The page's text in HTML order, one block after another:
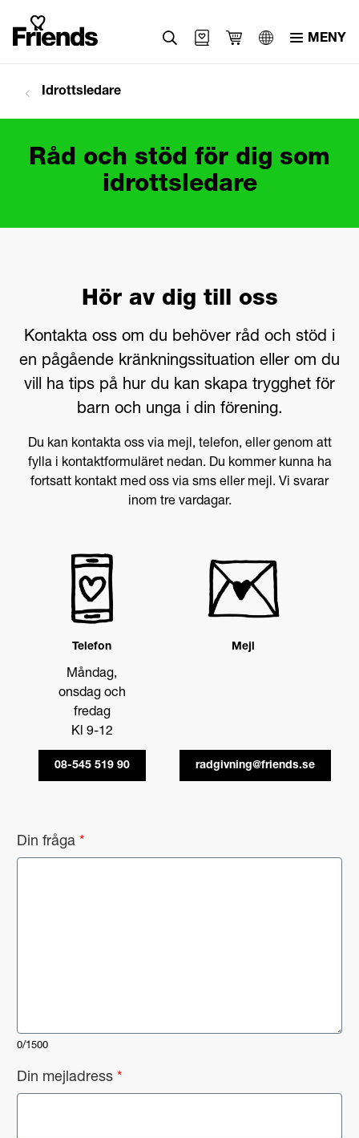
العربية
MENY
Idrottsledare
Råd och stöd för dig som
idrottsledare
Hör av dig till oss
Kontakta oss om du behöver råd och stöd i
en pågående kränkningssituation eller om du
vill ha tips på hur du kan skapa trygghet för
barn och unga i din förening.
Du kan kontakta oss via mejl, telefon, eller genom att
fylla i kontaktformuläret nedan. Du kommer kunna ha
fortsatt kontakt med oss via sms eller mejl. Vi svarar
inom tre vardagar.
Telefon
Måndag,
onsdag och
fredag
Kl 9-12
08-545 519 90
Mejl
radgivning@friends.se
f
Din fråga *
0/1500
Din mejladress *